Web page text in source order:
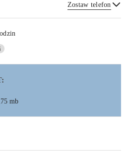
Zostaw telefon
Wyślij
mb